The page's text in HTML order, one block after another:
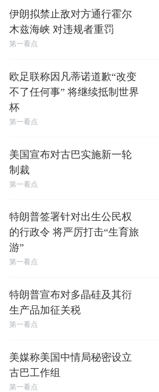
伊朗拟禁止敌对方通行霍尔
木兹海峡 对违规者重罚
第一看点
欧足联称因凡蒂诺道歉“改变
不了任何事” 将继续抵制世界
杯
第一看点
美国宣布对古巴实施新一轮
制裁
第一看点
特朗普签署针对出生公民权
的行政令 将严厉打击“生育旅
游”
第一看点
特朗普宣布对多晶硅及其衍
生产品加征关税
第一看点
美媒称美国中情局秘密设立
古巴工作组
第一看点